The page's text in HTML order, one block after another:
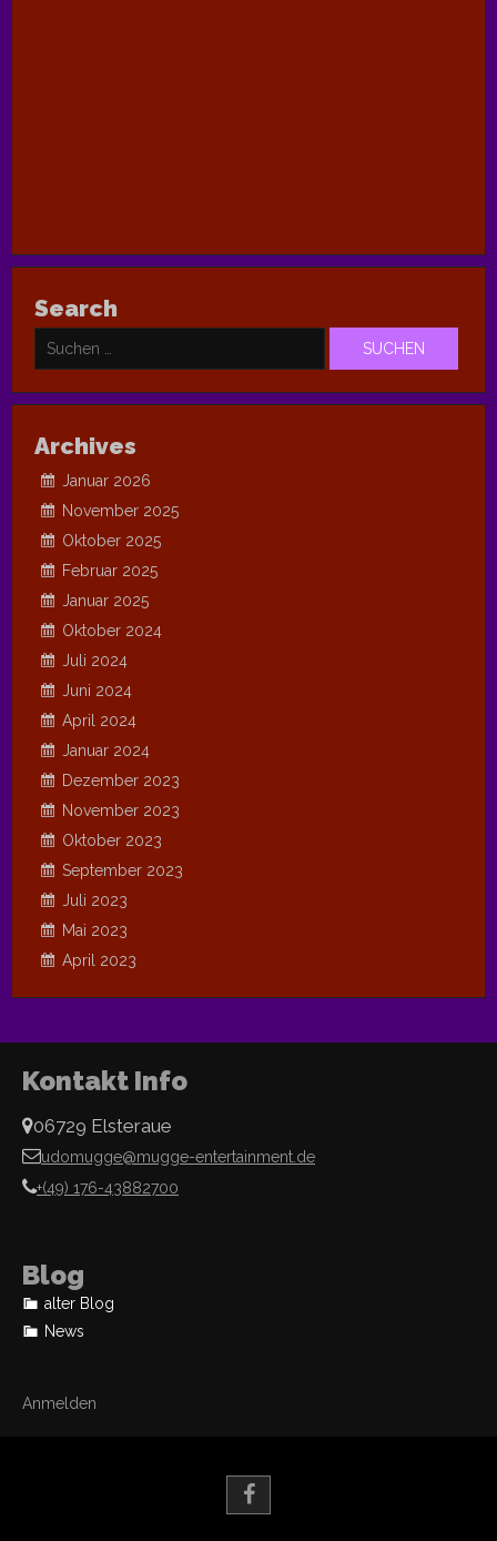
Search
nach:
Archives
Januar 2026
November 2025
Oktober 2025
Februar 2025
Januar 2025
Oktober 2024
Juli 2024
Juni 2024
April 2024
Januar 2024
Dezember 2023
November 2023
Oktober 2023
September 2023
Juli 2023
Mai 2023
April 2023
Kontakt Info
06729 Elsteraue
udomugge@mugge-entertainment.de
+(49) 176-43882700
Blog
alter Blog
News
Anmelden